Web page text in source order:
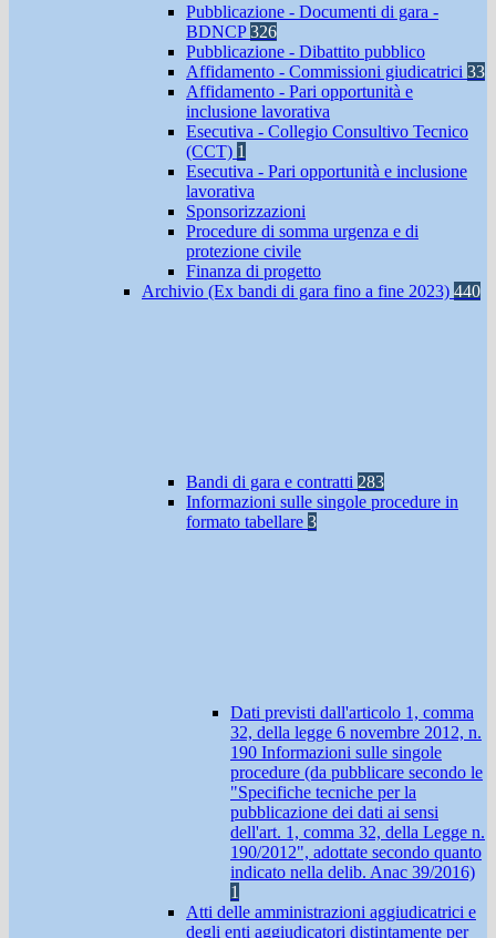
Pubblicazione - Documenti di gara -
BDNCP326
Pubblicazione - Dibattito pubblico
Affidamento - Commissioni giudicatrici 33
Affidamento - Pari opportunità e
inclusione lavorativa
Esecutiva - Collegio Consultivo Tecnico
(CCT) 1
Esecutiva - Pari opportunità e inclusione
lavorativa
Sponsorizzazioni
Procedure di somma urgenza e di
protezione civile
Finanza di progetto
Archivio (Ex bandi di gara fino a fine 2023) 440
Bandi di gara e contratti 283
Informazioni sulle singole procedure in
formato tabellare 3
Dati previsti dall'articolo 1, comma
32, della legge 6 novembre 2012, n.
190 Informazioni sulle singole
procedure (da pubblicare secondo le
"Specifiche tecniche per la
pubblicazione dei dati ai sensi
dell'art. 1, comma 32, della Legge n.
190/2012", adottate secondo quanto
indicato nella delib. Anac 39/2016)
1
Atti delle amministrazioni aggiudicatrici e
degli enti aggiudicatori distintamente per